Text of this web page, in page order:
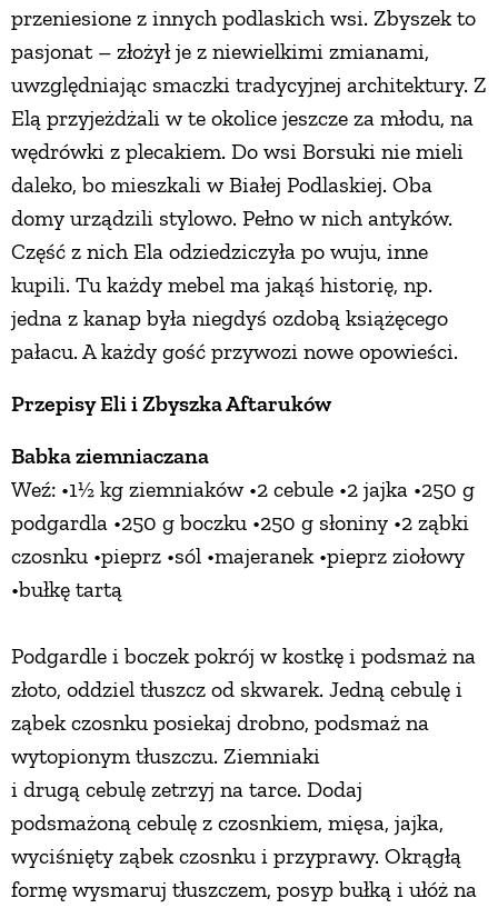
przeniesione z innych podlaskich wsi. Zbyszek to
pasjonat – złożył je z niewielkimi zmianami,
uwzględniając smaczki tradycyjnej architektury. Z
Elą przyjeżdżali w te okolice jeszcze za młodu, na
wędrówki z plecakiem. Do wsi Borsuki nie mieli
daleko, bo mieszkali w Białej Podlaskiej. Oba
domy urządzili stylowo. Pełno w nich antyków.
Część z nich Ela odziedziczyła po wuju, inne
kupili. Tu każdy mebel ma jakąś historię, np.
jedna z kanap była niegdyś ozdobą książęcego
pałacu. A każdy gość przywozi nowe opowieści.
Przepisy Eli i Zbyszka Aftaruków
Babka ziemniaczana
Weź: •1½ kg ziemniaków •2 cebule •2 jajka •250 g
podgardla •250 g boczku •250 g słoniny •2 ząbki
czosnku •pieprz •sól •majeranek •pieprz ziołowy
•bułkę tartą
Podgardle i boczek pokrój w kostkę i podsmaż na
złoto, oddziel tłuszcz od skwarek. Jedną cebulę i
ząbek czosnku posiekaj drobno, podsmaż na
wytopionym tłuszczu. Ziemniaki
i drugą cebulę zetrzyj na tarce. Dodaj
podsmażoną cebulę z czosnkiem, mięsa, jajka,
wyciśnięty ząbek czosnku i przyprawy. Okrągłą
formę wysmaruj tłuszczem, posyp bułką i ułóż na